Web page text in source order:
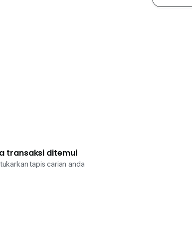
transaksi ditemui
tapis carian anda